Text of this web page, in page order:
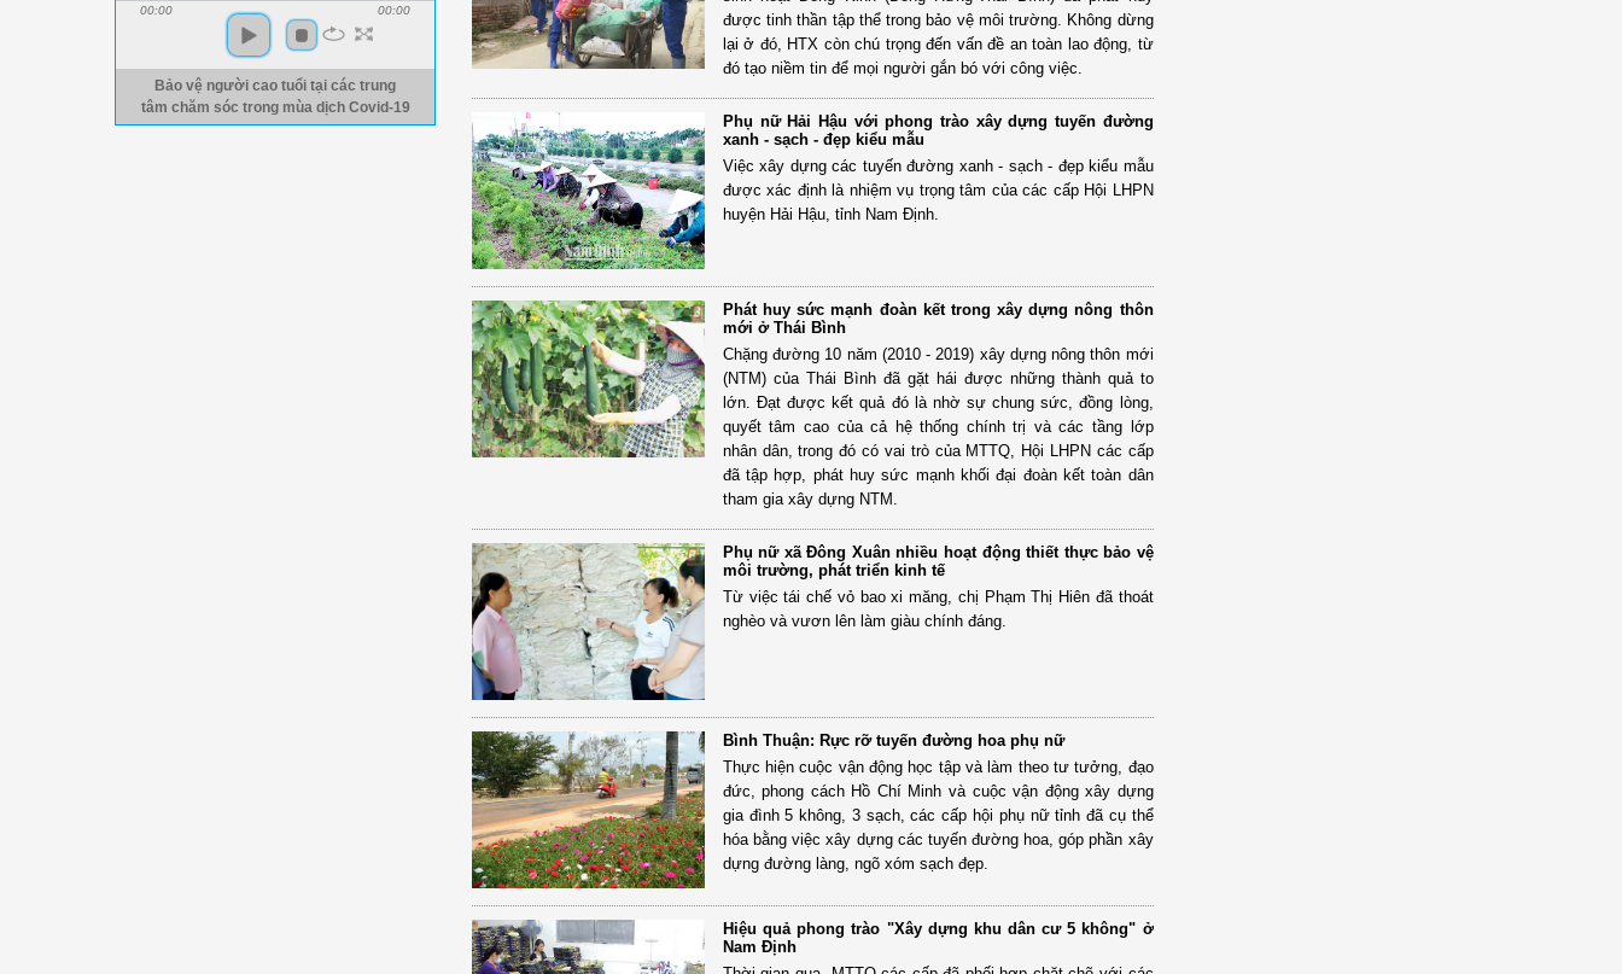
00:00 00:00
Bảo vệ người cao tuổi tại các trung
tâm chăm sóc trong mùa dịch Covid-19
được tinh thần tập thể trong bảo vệ môi trường. Không dừng
lại ở đó, HTX còn chú trọng đến vấn đề an toàn lao động, từ
đó tạo niềm tin để mọi người gắn bó với công việc.
Phụ nữ Hải Hậu với phong trào xây dựng tuyến đường
xanh - sạch - đẹp kiểu mẫu
Việc xây dựng các tuyến đường xanh - sạch - đẹp kiểu mẫu
được xác định là nhiệm vụ trọng tâm của các cấp Hội LHPN
huyện Hải Hậu, tỉnh Nam Định.
Phát huy sức mạnh đoàn kết trong xây dựng nông thôn
mới ở Thái Bình
Chặng đường 10 năm (2010 - 2019) xây dựng nông thôn mới
(NTM) của Thái Bình đã gặt hái được những thành quả to
lớn. Đạt được kết quả đó là nhờ sự chung sức, đồng lòng,
quyết tâm cao của cả hệ thống chính trị và các tầng lớp
nhân dân, trong đó có vai trò của MTTQ, Hội LHPN các cấp
đã tập hợp, phát huy sức mạnh khối đại đoàn kết toàn dân
tham gia xây dựng NTM.
Phụ nữ xã Đông Xuân nhiều hoạt động thiết thực bảo vệ
môi trường, phát triển kinh tế
Từ việc tái chế vỏ bao xi măng, chị Phạm Thị Hiên đã thoát
nghèo và vươn lên làm giàu chính đáng.
Bình Thuận: Rực rỡ tuyến đường hoa phụ nữ
Thực hiện cuộc vận động học tập và làm theo tư tưởng, đạo
đức, phong cách Hồ Chí Minh và cuộc vận động xây dựng
gia đình 5 không, 3 sạch, các cấp hội phụ nữ tỉnh đã cụ thể
hóa bằng việc xây dựng các tuyến đường hoa, góp phần xây
dựng đường làng, ngõ xóm sạch đẹp.
Hiệu quả phong trào "Xây dựng khu dân cư 5 không" ở
Nam Định